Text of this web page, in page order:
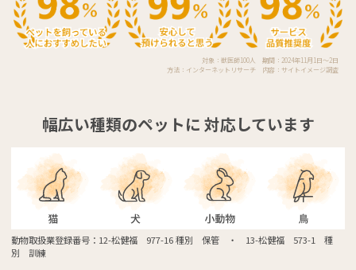
対象：獣医師100人 期間：2024年11月1日～2日
方法：インターネットリサーチ 内容：サイトイメージ調査
幅広い種類のペットに 対応しています
動物取扱業登録番号：12-松健福 977-16 種別 保管 ・ 13-松健福 573-1 種
別 訓練